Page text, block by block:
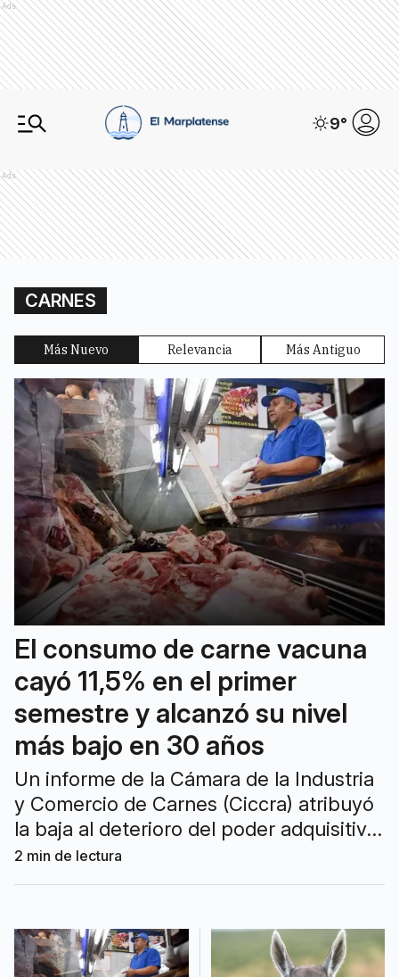
Ads
9°
Ads
CARNES
Más Nuevo Relevancia Más Antiguo
El consumo de carne vacuna
cayó 11,5% en el primer
semestre y alcanzó su nivel
más bajo en 30 años
Un informe de la Cámara de la Industria
y Comercio de Carnes (Ciccra) atribuyó
la baja al deterioro del poder adquisitivo,
el fuerte aumento de los precios y el
crecimiento de las exportaciones.
2 min de lectura